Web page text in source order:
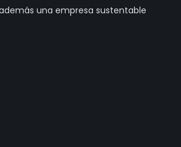
una empresa sustentable